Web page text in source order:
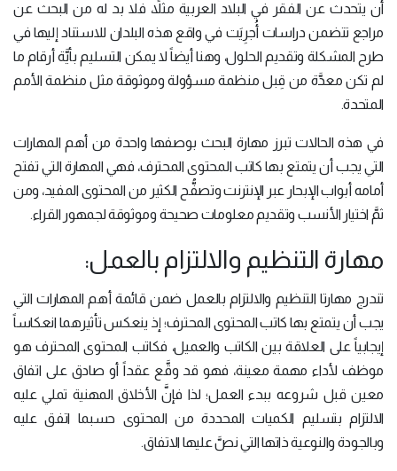
أن يتحدث عن الفقر في البلاد العربية مثلاً، فلا بد له من البحث عن
مراجع تتضمن دراسات أُجرِيَت في واقع هذه البلدان للاستناد إليها في
طرح المشكلة وتقديم الحلول، وهنا أيضاً لا يمكن التسليم بأيَّة أرقام ما
لم تكن معدَّة من قِبل منظمة مسؤولة وموثوقة مثل منظمة الأمم
المتحدة.
في هذه الحالات تبرز مهارة البحث بوصفها واحدة من أهم المهارات
التي يجب أن يتمتع بها كاتب المحتوى المحترف، فهي المهارة التي تفتح
أمامه أبواب الإبحار عبر الإنترنت وتصفُّح الكثير من المحتوى المفيد، ومن
ثمَّ اختيار الأنسب وتقديم معلومات صحيحة وموثوقة لجمهور القراء.
مهارة التنظيم والالتزام بالعمل:
تندرج مهارتا التنظيم والالتزام بالعمل ضمن قائمة أهم المهارات التي
يجب أن يتمتع بها كاتب المحتوى المحترف؛ إذ ينعكس تأثيرهما انعكاساً
إيجابياً على العلاقة بين الكاتب والعميل، فكاتب المحتوى المحترف هو
موظف لأداء مهمة معينة، فهو قد وقَّع عقداً أو صادق على اتفاق
معين قبل شروعه ببدء العمل؛ لذا فإنَّ الأخلاق المهنية تملي عليه
الالتزام بتسليم الكميات المحددة من المحتوى حسبما اتفق عليه
وبالجودة والنوعية ذاتها التي نصَّ عليها الاتفاق.